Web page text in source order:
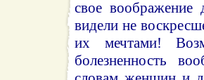
свое воображение
видели не
их мечтами!
болезненность